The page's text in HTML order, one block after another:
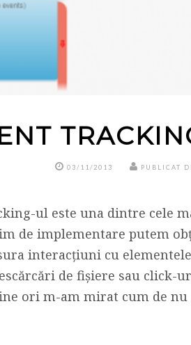
03/11/2013 PUBLICAT
ul este una dintre cele
de implementare putem
interacțiuni cu
de fișiere sau click-
ori m-am mirat cum de nu